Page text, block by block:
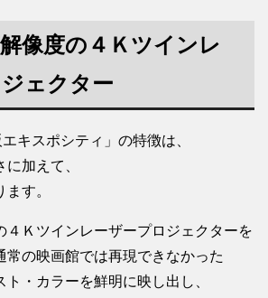
像度の４Ｋツインレ
ェクター
キスポシティ」の特徴は、
加えて、
す。
４Ｋツインレーザープロジェクターを
常の映画館では再現できなかった
・カラーを鮮明に映し出し、